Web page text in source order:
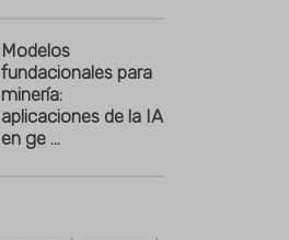
Modelos
fundacionales para
minería:
aplicaciones de la IA
en ge ...